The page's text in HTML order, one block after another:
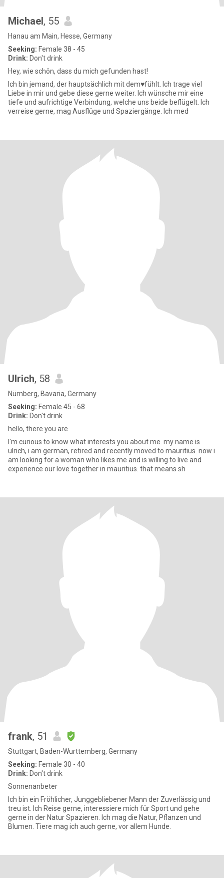
Michael, 55
Hanau am Main, Hesse, Germany
Seeking: Female 38 - 45
Drink: Don't drink
Hey, wie schön, dass du mich gefunden hast!
Ich bin jemand, der hauptsächlich mit dem♥️fühlt. Ich trage viel
Liebe in mir und gebe diese gerne weiter. Ich wünsche mir eine
tiefe und aufrichtige Verbindung, welche uns beide beflügelt. Ich
verreise gerne, mag Ausflüge und Spaziergänge. Ich med
Ulrich, 58
Nürnberg, Bavaria, Germany
Seeking: Female 45 - 68
Drink: Don't drink
hello, there you are
I'm curious to know what interests you about me. my name is
ulrich, i am german, retired and recently moved to mauritius. now i
am looking for a woman who likes me and is willing to live and
experience our love together in mauritius. that means sh
frank, 51
Stuttgart, Baden-Wurttemberg, Germany
Seeking: Female 30 - 40
Drink: Don't drink
Sonnenanbeter
Ich bin ein Fröhlicher, Junggebliebener Mann der Zuverlässig und
treu ist. Ich Reise gerne, interessiere mich für Sport und gehe
gerne in der Natur Spazieren. Ich mag die Natur, Pflanzen und
Blumen. Tiere mag ich auch gerne, vor allem Hunde.